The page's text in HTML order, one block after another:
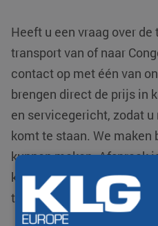
Heeft u een vraag over
transport van of naar
contact op met één van
brengen direct de prijs in
en servicegericht, zodat
komt te staan. We
kunnen maken. Afspraak
krijgt u inzicht in uw
track & trace systeem.